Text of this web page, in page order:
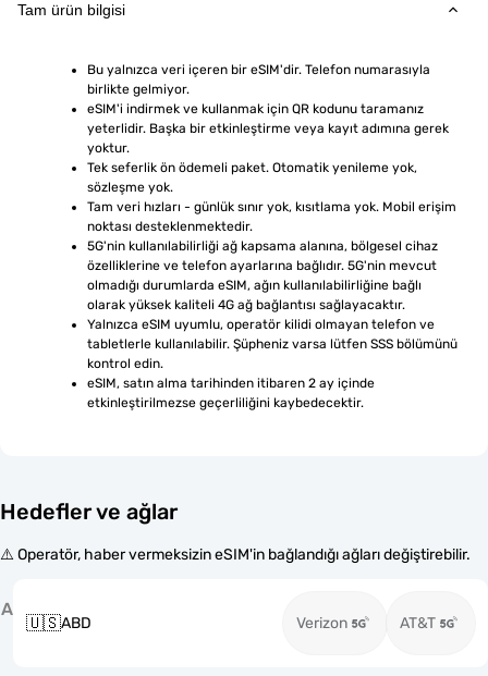
Tam ürün bilgisi
Bu yalnızca veri içeren bir eSIM'dir. Telefon numarasıyla
birlikte gelmiyor.
eSIM'i indirmek ve kullanmak için QR kodunu taramanız
yeterlidir. Başka bir etkinleştirme veya kayıt adımına gerek
yoktur.
Tek seferlik ön ödemeli paket. Otomatik yenileme yok,
sözleşme yok.
Tam veri hızları - günlük sınır yok, kısıtlama yok. Mobil erişim
noktası desteklenmektedir.
5G'nin kullanılabilirliği ağ kapsama alanına, bölgesel cihaz
özelliklerine ve telefon ayarlarına bağlıdır. 5G'nin mevcut
olmadığı durumlarda eSIM, ağın kullanılabilirliğine bağlı
olarak yüksek kaliteli 4G ağ bağlantısı sağlayacaktır.
Yalnızca eSIM uyumlu, operatör kilidi olmayan telefon ve
tabletlerle kullanılabilir. Şüpheniz varsa lütfen SSS bölümünü
kontrol edin.
eSIM, satın alma tarihinden itibaren 2 ay içinde
etkinleştirilmezse geçerliliğini kaybedecektir.
Hedefler ve ağlar
⚠️ Operatör, haber vermeksizin eSIM'in bağlandığı ağları değiştirebilir.
A
🇺🇸ABD Verizon AT&T